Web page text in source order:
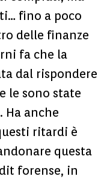
fino a poco
delle finanze
fa che la
dal rispondere
le sono state
Ha anche
ritardi è
questa
forense, in